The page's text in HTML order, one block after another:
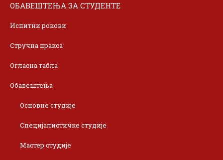
ОБАВЕШТЕЊА ЗА СТУДЕНТЕ
Испитни рокови
Стручна пракса
Огласна табла
Обавештења
Основне студије
Специјалистичке студије
Мастер студије